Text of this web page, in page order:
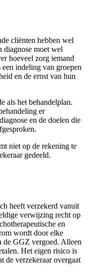
cliënten hebben wel
diagnose moet wel
hoeveel zorg iemand
indeling van groepen
en de ernst van hun
als het behandelplan.
er
en de doelen die
niet op de rekening te
gedeeld.
heeft verzekerd vanuit
verwijzing recht op
en
wordt door elke
de GGZ vergoed. Alleen
Het eigen risico is
de verzekeraar overgaat